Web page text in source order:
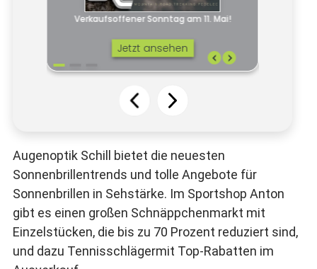
Augenoptik Schill bietet die neuesten
Sonnenbrillentrends und tolle Angebote für
Sonnenbrillen in Sehstärke. Im Sportshop Anton
gibt es einen großen Schnäppchenmarkt mit
Einzelstücken, die bis zu 70 Prozent reduziert sind,
und dazu Tennisschlägermit Top-Rabatten im